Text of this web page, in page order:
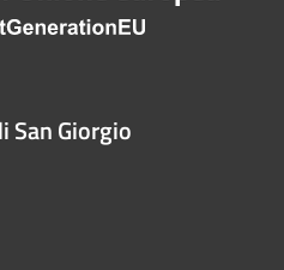
San Giorgio